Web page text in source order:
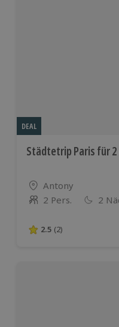
DEAL
Städtetrip Paris für
Standort
Antony
Anzahl der
2 Pers. 2
2.5 von 5 Sternen
2.5 (2)